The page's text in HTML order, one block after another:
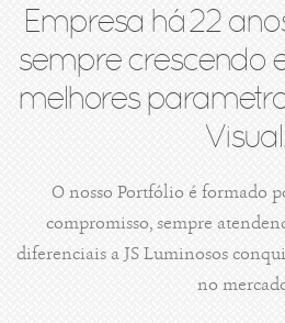
Empresa há 22
sempre crescendo
melhores
O nosso Portfólio é formado
compromisso, sempre
diferenciais a JS Luminosos
no